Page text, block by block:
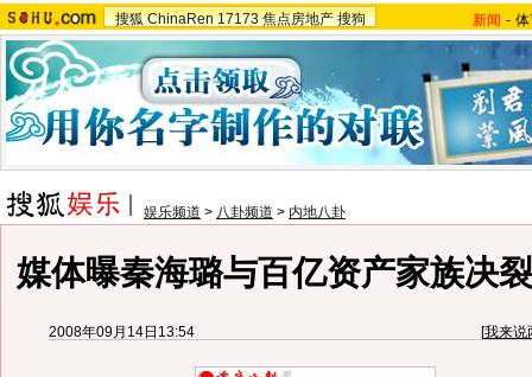
搜狐 ChinaRen 17173 焦点房地产 搜狗 新闻 -
娱乐频道 > 八卦频道 > 内地八卦
媒体曝秦海璐与百亿资产家族决
2008年09月14日13:54 [我来说